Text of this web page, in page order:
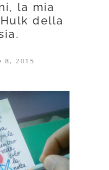
la mia
della
8, 2015